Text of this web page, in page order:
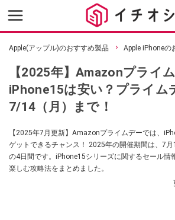
Apple(アップル)のおすすめ製品 Apple iPhoneの
【2025年】Amazonプライ
iPhone15は安い？プライム
7/14（月）まで！
【2025年7月更新】Amazonプライムデーでは、
ゲットできるチャンス！ 2025年の開催期間は、7
の4日間です。iPhone15シリーズに関するセール情
楽しむ攻略法をまとめました。